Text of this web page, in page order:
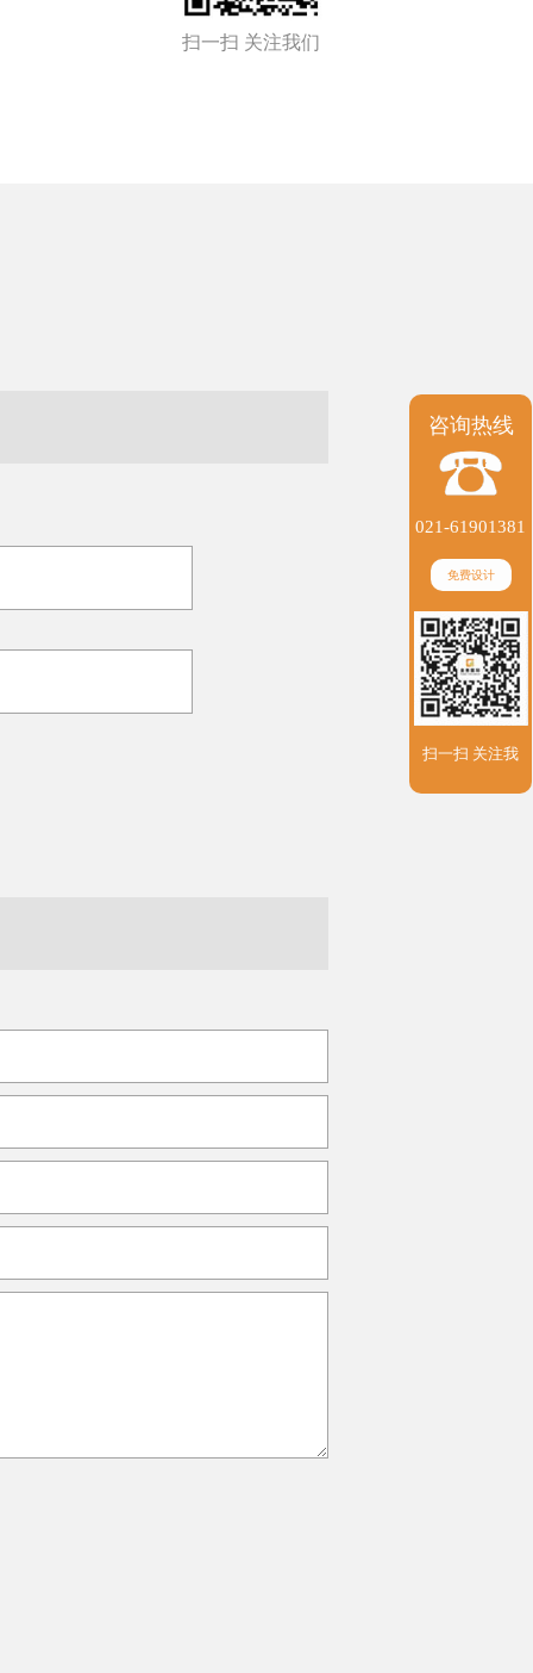
扫一扫 关注我们
咨询热线
021-61901381
免费设计
扫一扫 关注我